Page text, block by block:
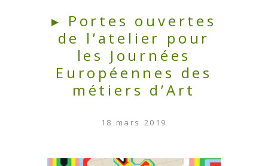
▸ Portes ouvertes
de l’atelier pour
les Journées
Européennes des
métiers d’Art
18 mars 2019